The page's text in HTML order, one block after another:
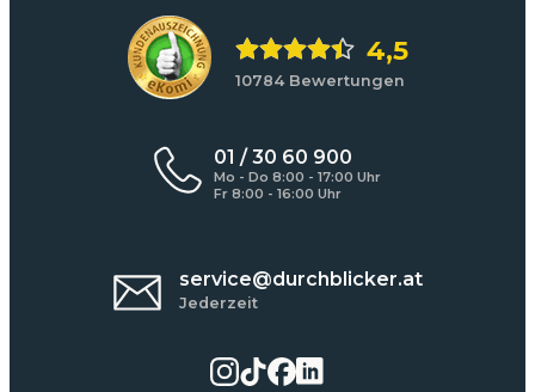
4,5
10784 Bewertungen
01 / 30 60 900
Mo - Do 8:00 - 17:00 Uhr
Fr 8:00 - 16:00 Uhr
service@durchblicker.at
Jederzeit